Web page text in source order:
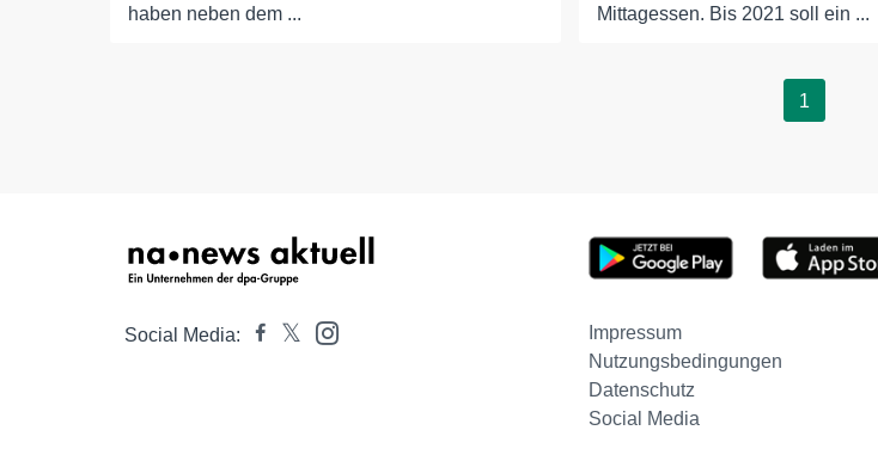
haben neben dem ...
Mittagessen. Bis 2021 soll ein ...
1
Social Media: Impressum
Nutzungsbedingungen
Datenschutz
Social Media